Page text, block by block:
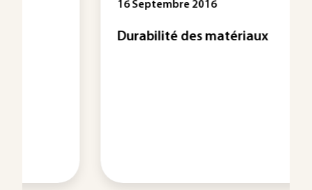
16 Septembre 2016
Durabilité des matériaux